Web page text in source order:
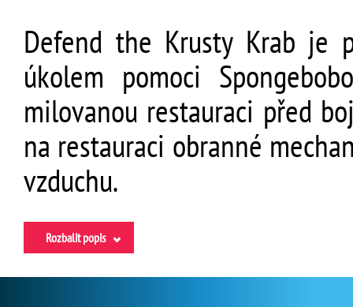
Defend the Krusty Krab je
úkolem pomoci
milovanou restauraci před
na restauraci obranné
vzduchu.
Rozbalit popis